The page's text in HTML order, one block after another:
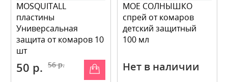
MOSQUITALL
пластины
Универсальная
защита от комаров 10
шт
50 р. 56 р.
МОЕ СОЛНЫШКО
спрей от комаров
детский защитный
100 мл
Нет в наличии